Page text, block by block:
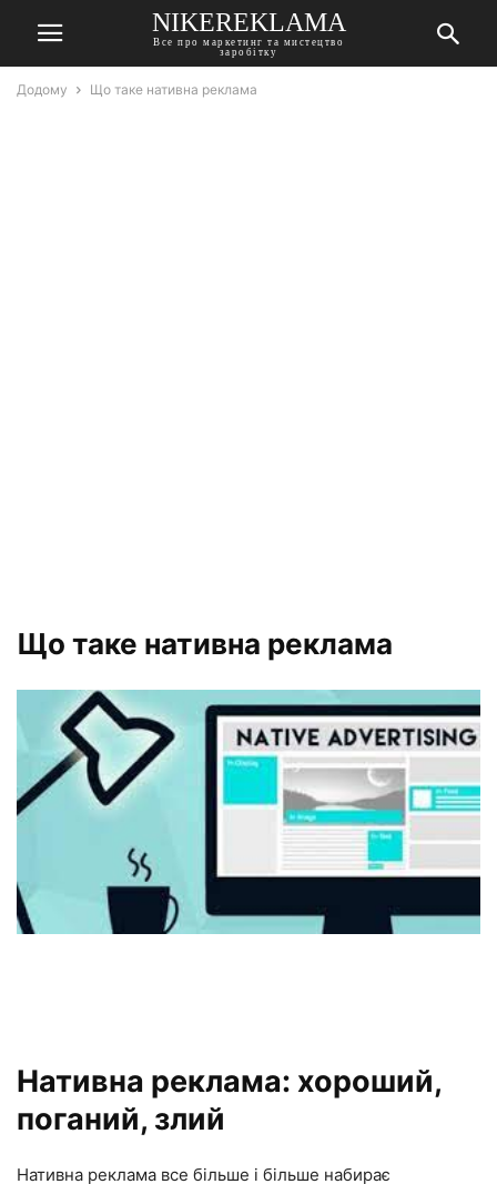
NIKEREKLAMA
Все про маркетинг та мистецтво
заробітку
Додому Що таке нативна реклама
Що таке нативна реклама
Нативна реклама: хороший,
поганий, злий
Нативна реклама все більше і більше набирає